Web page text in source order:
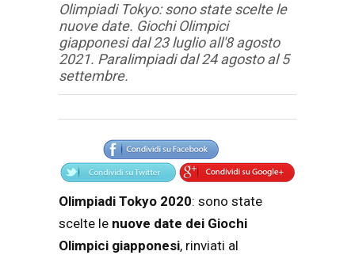
Olimpiadi Tokyo: sono state scelte le
nuove date. Giochi Olimpici
giapponesi dal 23 luglio all'8 agosto
2021. Paralimpiadi dal 24 agosto al 5
settembre.
Articolo
Testo articolo principale
Olimpiadi Tokyo 2020: sono state
scelte le nuove date dei Giochi
Olimpici giapponesi, rinviati al